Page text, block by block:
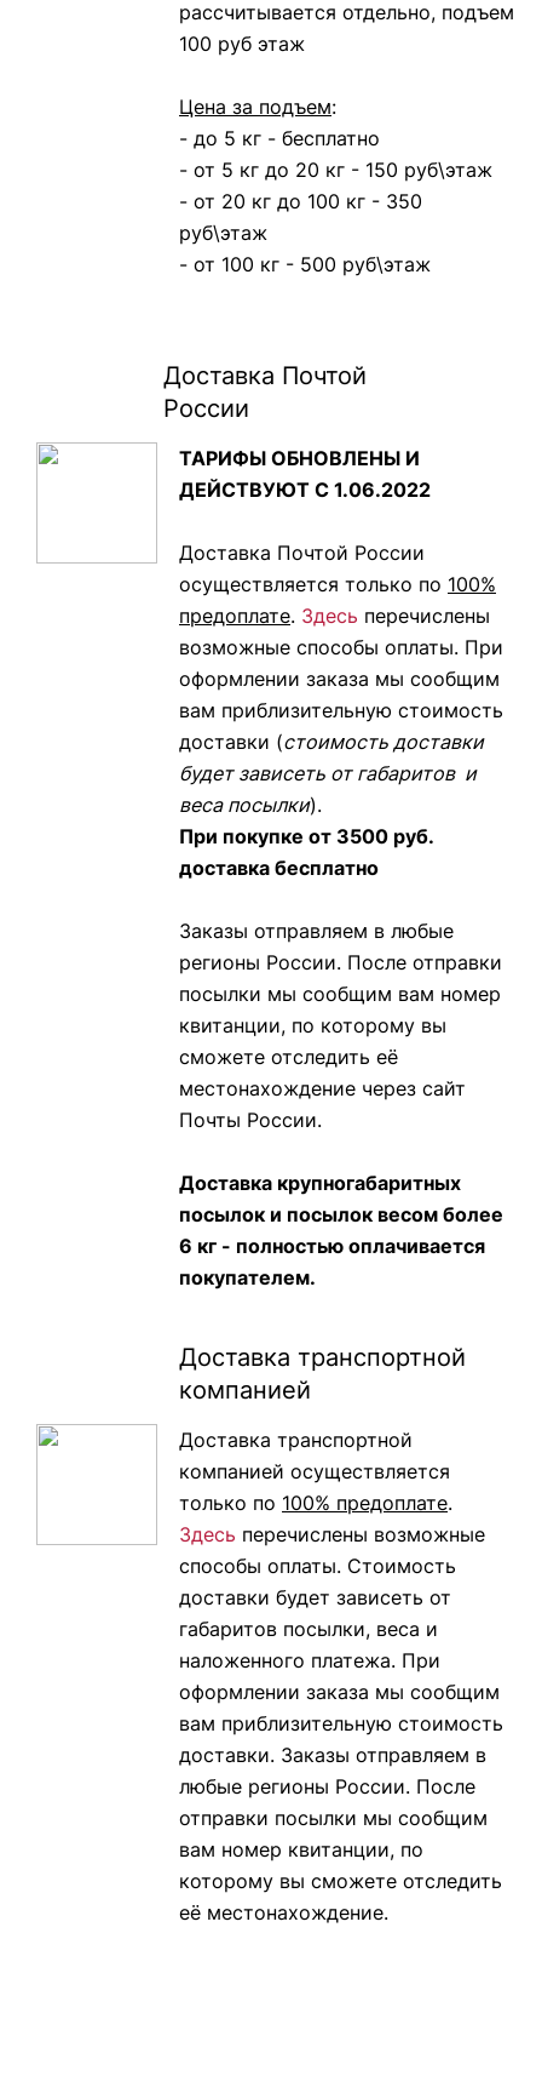
рассчитывается отдельно, подъем
100 руб этаж
Цена за подъем:
- до 5 кг - бесплатно
- от 5 кг до 20 кг - 150 руб\этаж
- от 20 кг до 100 кг - 350
руб\этаж
- от 100 кг - 500 руб\этаж
Доставка Почтой
России
ТАРИФЫ ОБНОВЛЕНЫ И
ДЕЙСТВУЮТ С 1.06.2022
Доставка Почтой России
осуществляется только по 100%
предоплате. Здесь перечислены
возможные способы оплаты. При
оформлении заказа мы сообщим
вам приблизительную стоимость
доставки (стоимость доставки
будет зависеть от габаритов и
веса посылки).
При покупке от 3500 руб.
доставка бесплатно
Заказы отправляем в любые
регионы России. После отправки
посылки мы сообщим вам номер
квитанции, по которому вы
сможете отследить её
местонахождение через сайт
Почты России.
Доставка крупногабаритных
посылок и посылок весом более
6 кг - полностью оплачивается
покупателем.
Доставка транспортной
компанией
Доставка транспортной
компанией осуществляется
только по 100% предоплате.
Здесь перечислены возможные
способы оплаты. Стоимость
доставки будет зависеть от
габаритов посылки, веса и
наложенного платежа. При
оформлении заказа мы сообщим
вам приблизительную стоимость
доставки. Заказы отправляем в
любые регионы России. После
отправки посылки мы сообщим
вам номер квитанции, по
которому вы сможете отследить
её местонахождение.